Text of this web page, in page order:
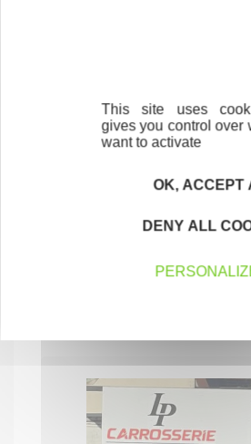
SERVICES AUX PARTICULIERS
This site uses
gives you control over
want to activate
OK, ACCEPT
DENY ALL